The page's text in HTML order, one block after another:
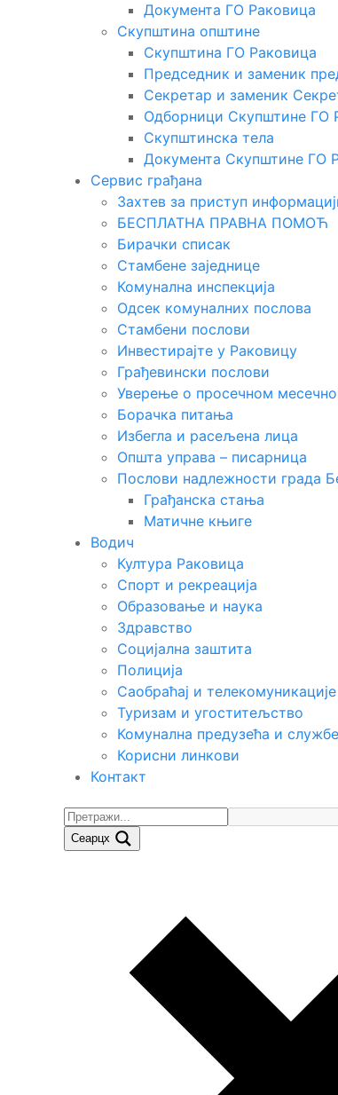
Документа ГО Раковица
Скупштина општине
Скупштина ГО Раковица
Председник и заменик
Секретар и заменик
Одборници Скупштине ГО
Скупштинска тела
Документа Скупштине ГО
Сервис грађана
Захтев за приступ
БЕСПЛАТНА ПРАВНА ПОМОЋ
Бирачки списак
Стамбене заједнице
Комунална инспекција
Одсек комуналних послова
Стамбени послови
Инвестирајте у Раковицу
Грађевински послови
Уверење о просечном
Борачка питања
Избегла и расељена лица
Општа управа – писарница
Послови надлежности града
Грађанска стања
Матичне књиге
Водич
Култура Раковица
Спорт и рекреација
Образовање и наука
Здравство
Социјална заштита
Полиција
Саобраћај и телекомуникације
Туризам и угоститељство
Комунална предузећа и службе
Корисни линкови
Контакт
Сеарцх